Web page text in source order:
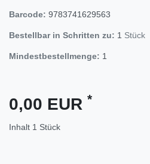
Barcode: 9783741629563
Bestellbar in Schritten zu: 1 Stück
Mindestbestellmenge: 1
0,00 EUR *
Inhalt 1 Stück